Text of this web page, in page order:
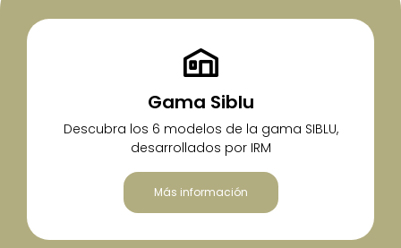
Gama Siblu
Descubra los 6 modelos de la gama SIBLU,
desarrollados por IRM
Más información